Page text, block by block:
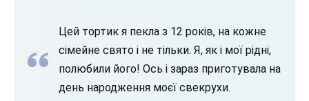
Цей тортик я пекла з 12 років, на кожне
сімейне свято і не тільки. Я, як і мої рідні,
полюбили його! Ось і зараз приготувала на
день народження моєї свекрухи.